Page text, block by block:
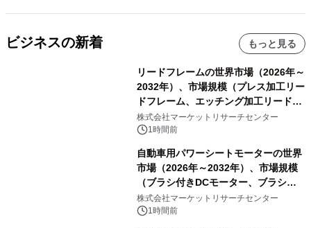
ビジネスの新着 もっと見る
リードフレームの世界市場（2026年～
2032年）、市場規模（プレス加工リー
ドフレーム、エッチング加工リードフ
レーム）・分析レポートを発表
株式会社マーケットリサーチセンター
1時間前
自動車用パワーシートモーターの世界
市場（2026年～2032年）、市場規模
（ブラシ付きDCモーター、ブラシレ
スDCモーター）・分析レポートを発
表
株式会社マーケットリサーチセンター
1時間前